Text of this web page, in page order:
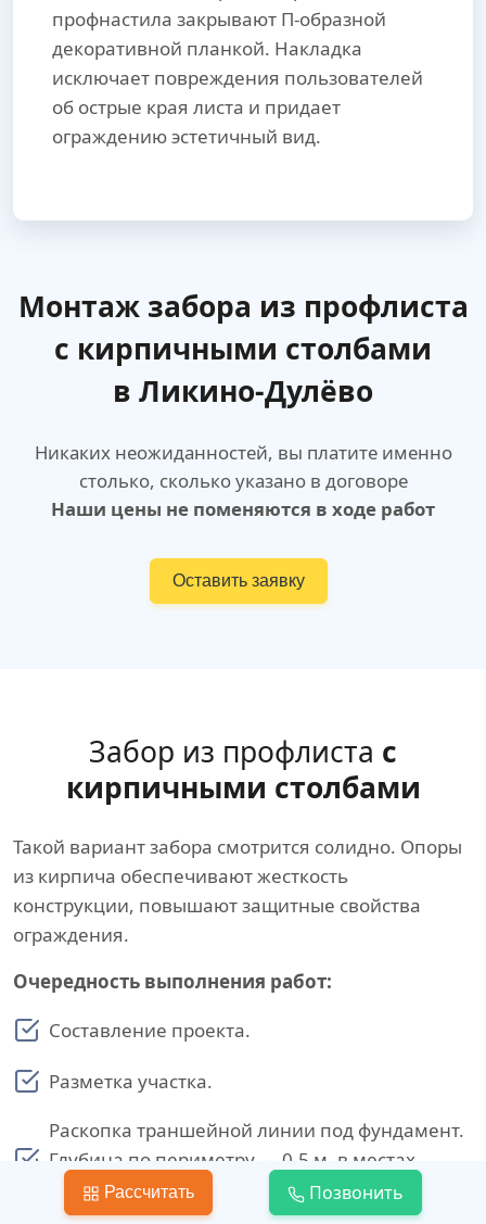
профнастила закрывают П-образной
декоративной планкой. Накладка
исключает повреждения пользователей
об острые края листа и придает
ограждению эстетичный вид.
Монтаж забора из профлиста
с кирпичными столбами
в Ликино-Дулёво
Никаких неожиданностей, вы платите именно
столько, сколько указано в договоре
Наши цены не поменяются в ходе работ
Оставить заявку
Забор из профлиста с
кирпичными столбами
Такой вариант забора смотрится солидно. Опоры
из кирпича обеспечивают жесткость
конструкции, повышают защитные свойства
ограждения.
Очередность выполнения работ:
Составление проекта.
Разметка участка.
Раскопка траншейной линии под фундамент.
Глубина по периметру — 0,5 м, в местах
установки опор — 1 м.
Рассчитать Позвонить